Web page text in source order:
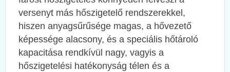
versenyt más hőszigetelő rendszerekkel,
hiszen anyagsűrűsége magas, a hővezető
képessége alacsony, és a speciális hőtároló
kapacitása rendkívül nagy, vagyis a
hőszigetelési hatékonyság télen és a